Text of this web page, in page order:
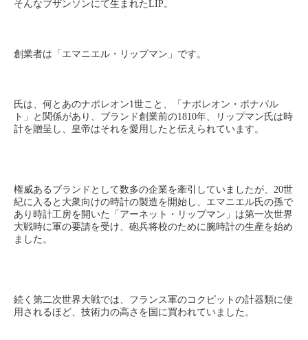
そんなブザンソンにて生まれたLIP。
創業者は「エマニエル・リップマン」です。
氏は、何とあのナポレオン1世こと、「ナポレオン・ボナパル
ト」と関係があり、ブランド創業前の1810年、リップマン氏は時
計を贈呈し、皇帝はそれを愛用したと伝えられています。
権威あるブランドとして数多の企業を牽引していましたが、20世
紀に入ると大衆向けの時計の製造を開始し、エマニエル氏の孫で
あり時計工房を開いた「アーネット・リップマン」は第一次世界
大戦時に軍の要請を受け、砲兵将校のために腕時計の生産を始め
ました。
続く第二次世界大戦では、フランス軍のコクピットの計器類に使
用されるほど、技術力の高さを国に買われていました。